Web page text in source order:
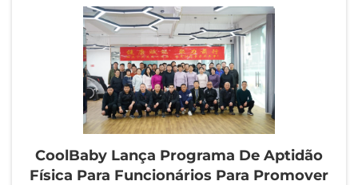
CoolBaby Lança Programa De Aptidão
Física Para Funcionários Para Promover